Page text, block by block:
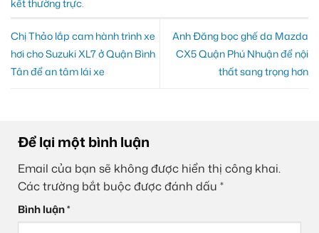
kết thường trực
Chị Thảo lắp cam hành trình xe
hơi cho Suzuki XL7 ở Quận Bình
Tân để an tâm lái xe
Anh Đăng bọc ghế da Mazda
CX5 Quận Phú Nhuận để nội
thất sang trọng hơn
Để lại một bình luận
Email của bạn sẽ không được hiển thị công khai.
Các trường bắt buộc được đánh dấu *
Bình luận*